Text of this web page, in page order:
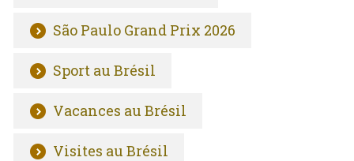
São Paulo Grand Prix 2026
Sport au Brésil
Vacances au Brésil
Visites au Brésil